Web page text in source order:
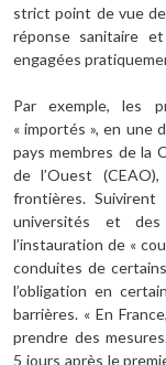
strict point de vue
réponse sanitaire
engagées
Par exemple, les
« importés », en une
pays membres de la
de l’Ouest
frontières.
universités et
l’instauration de «
conduites de
l’obligation en
barrières. « En
prendre des
5 jours après le